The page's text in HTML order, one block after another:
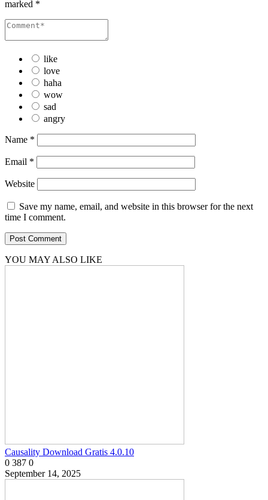
marked *
like
love
haha
wow
sad
angry
Name *
Email *
Website
Save my name, email, and website in this browser for the next
time I comment.
YOU MAY ALSO LIKE
Causality Download Gratis 4.0.10
0 387 0
September 14, 2025